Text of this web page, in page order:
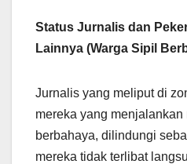
Status Jurnalis dan
Lainnya (Warga Sipil
Jurnalis yang meliput di
mereka yang
berbahaya, dilindungi
mereka tidak terlibat